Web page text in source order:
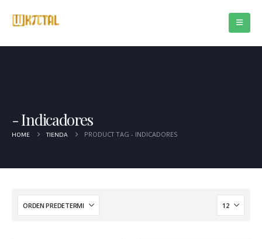
Indicadores
HOME TIENDA PRODUCT TAG - INDICADORES